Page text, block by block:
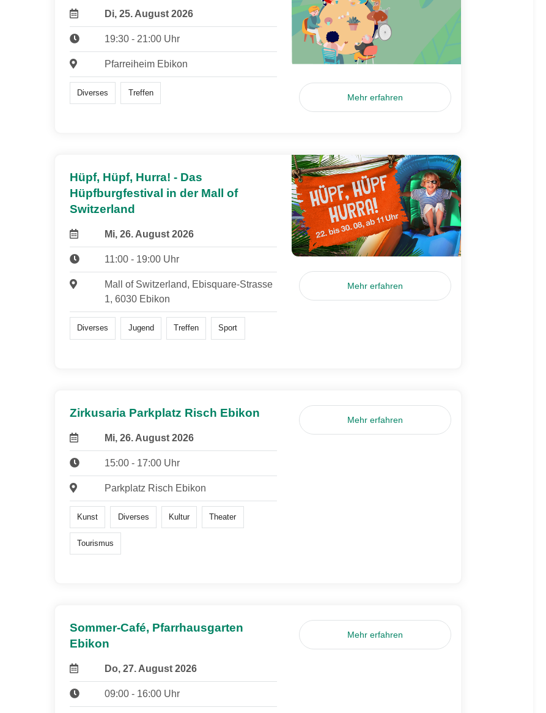
Di, 25. August 2026
19:30 - 21:00 Uhr
Pfarreiheim Ebikon
Diverses Treffen Mehr erfahren
Hüpf, Hüpf, Hurra! - Das
Hüpfburgfestival in der Mall of
Switzerland
Mi, 26. August 2026
11:00 - 19:00 Uhr
Mall of Switzerland, Ebisquare-Strasse
1, 6030 Ebikon
Diverses Jugend Treffen Sport
Mehr erfahren
Zirkusaria Parkplatz Risch Ebikon
Mi, 26. August 2026
15:00 - 17:00 Uhr
Parkplatz Risch Ebikon
Kunst Diverses Kultur Theater
Tourismus
Mehr erfahren
Sommer-Café, Pfarrhausgarten
Ebikon
Do, 27. August 2026
09:00 - 16:00 Uhr
Mehr erfahren